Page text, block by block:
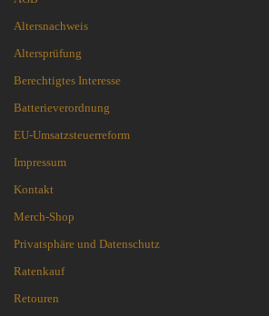
Altersnachweis
Altersprüfung
Berechtigtes Interesse
Batterieverordnung
EU-Umsatzsteuerreform
Impressum
Kontakt
Merch-Shop
Privatsphäre und Datenschutz
Ratenkauf
Retouren